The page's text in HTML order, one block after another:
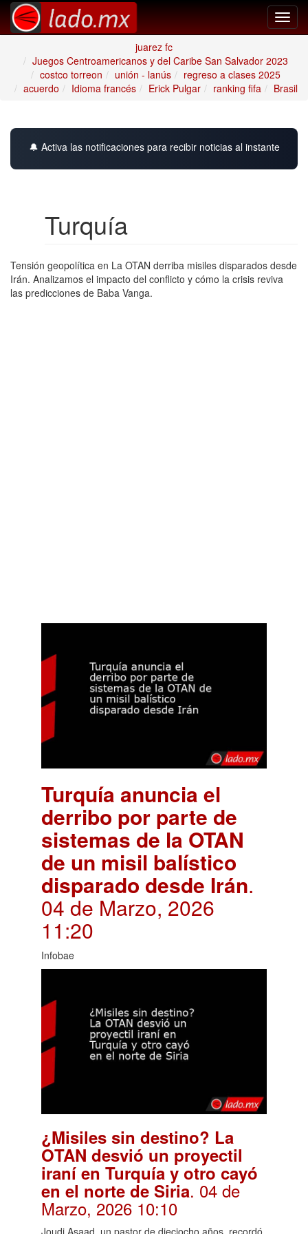
juarez fc
Juegos Centroamericanos y del Caribe San Salvador 2023
costco torreon
unión - lanús
regreso a clases 2025
acuerdo
Idioma francés Erick Pulgar ranking fifa Brasil
🔔 Activa las notificaciones para recibir noticias al instante
Turquía
Tensión geopolítica en La OTAN derriba misiles disparados desde
Irán. Analizamos el impacto del conflicto y cómo la crisis reviva
las predicciones de Baba Vanga.
Turquía anuncia el
derribo por parte de
sistemas de la OTAN
de un misil balístico
disparado desde Irán.
04 de Marzo, 2026
11:20
Infobae
¿Misiles sin destino? La
OTAN desvió un proyectil
iraní en Turquía y otro cayó
en el norte de Siria. 04 de
Marzo, 2026 10:10
Joudi Asaad, un pastor de dieciocho años, recordó